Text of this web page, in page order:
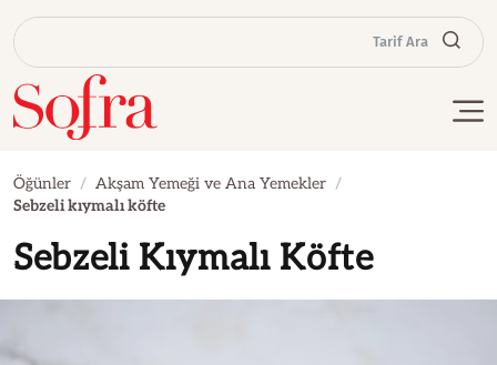
Tarif Ara
Öğünler
Akşam Yemeği ve Ana Yemekler
Sebzeli kıymalı köfte
Sebzeli Kıymalı Köfte